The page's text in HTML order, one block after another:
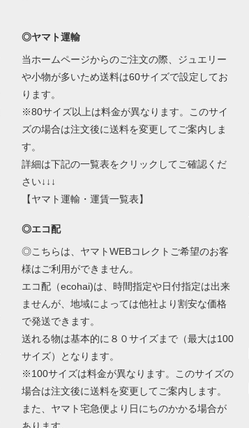
◎ヤマト運輸
当ホームページからのご注文の際、ジュエリー
や小物が多いため送料は60サイズで設定してお
ります。
※80サイズ以上は料金が異なります。このサイ
ズの場合は注文後に送料を変更してご案内しま
す。
詳細は下記の一覧表をクリックしてご確認くだ
さい↓↓↓
【ヤマト運輸・運賃一覧表】
◎エコ配
◎こちらは、ヤマトWEBコレクトご希望のお客
様はご利用ができません。
エコ配（ecohai)は、時間指定や日付指定は出来
ませんが、地域によっては他社より割安な価格
で発送できます。
送れる物は基本的に８０サイズまで（最大は100
サイズ）となります。
※100サイズは料金が異なります。このサイズの
場合は注文後に送料を変更してご案内します。
また、ヤマト宅急便より日にちのかかる場合が